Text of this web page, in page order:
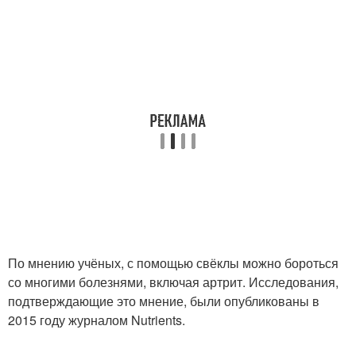
По мнению учёных, с помощью свёклы можно бороться
со многими болезнями, включая артрит. Исследования,
подтверждающие это мнение, были опубликованы в
2015 году журналом Nutrients.